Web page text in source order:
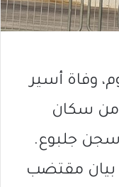
وفاة أسير
العمر 47 عامًا من سكان
سجن جلبوع.
مقتضب